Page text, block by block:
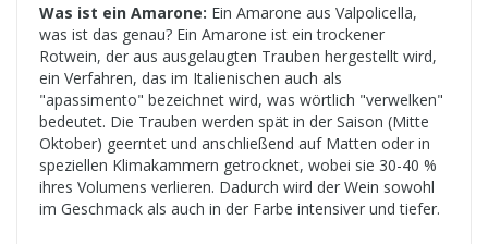
Was ist ein Amarone: Ein Amarone aus Valpolicella,
was ist das genau? Ein Amarone ist ein trockener
Rotwein, der aus ausgelaugten Trauben hergestellt wird,
ein Verfahren, das im Italienischen auch als
"apassimento" bezeichnet wird, was wörtlich "verwelken"
bedeutet. Die Trauben werden spät in der Saison (Mitte
Oktober) geerntet und anschließend auf Matten oder in
speziellen Klimakammern getrocknet, wobei sie 30-40 %
ihres Volumens verlieren. Dadurch wird der Wein sowohl
im Geschmack als auch in der Farbe intensiver und tiefer.